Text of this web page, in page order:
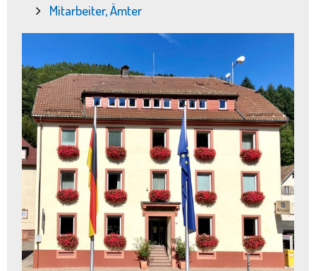
Mitarbeiter, Ämter